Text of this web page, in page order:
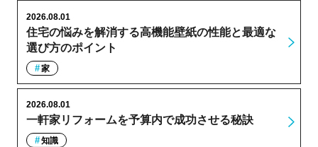
住宅の悩みを解消する高機能壁紙の性能と最適な
選び方のポイント
2026.08.01
家
一軒家リフォームを予算内で成功させる秘訣
2026.08.01
知識